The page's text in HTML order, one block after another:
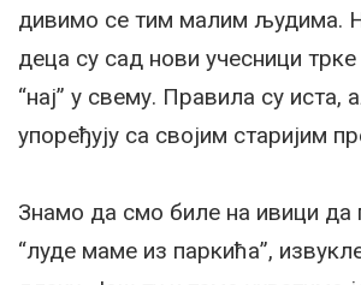
дивимо се тим малим људима.
деца су сад нови учесници трке
“нај” у свему. Правила су иста,
упоређују са својим старијим
Знамо да смо биле на ивици да
“луде маме из паркића”,